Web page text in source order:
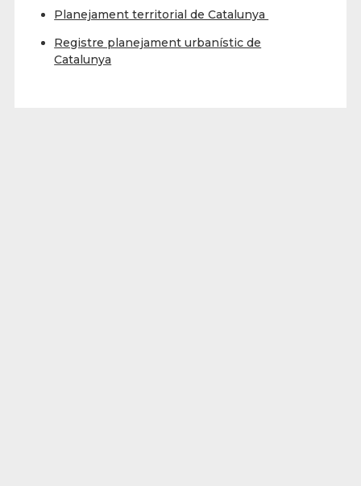
Planejament territorial de Catalunya
Registre planejament urbanístic de
Catalunya